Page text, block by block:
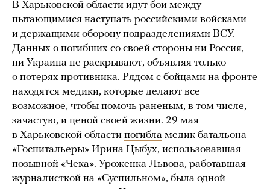
В Харьковской области идут бои между
пытающимися наступать российскими войсками
и держащими оборону подразделениями ВСУ.
Данных о погибших со своей стороны ни Россия,
ни Украина не раскрывают, объявляя только
о потерях противника. Рядом с бойцами на фронте
находятся медики, которые делают все
возможное, чтобы помочь раненым, в том числе,
зачастую, и ценой своей жизни. 29 мая
в Харьковской области погибла медик батальона
«Госпитальеры» Ирина Цыбух, использовавшая
позывной «Чека». Уроженка Львова, работавшая
журналисткой на «Суспильном», была одной